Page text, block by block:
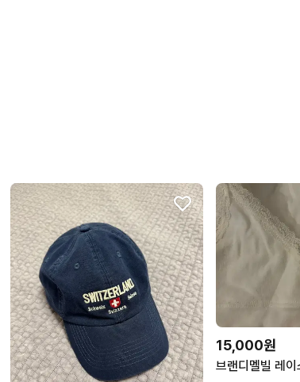
시눈
SINOON
챔피온
CHAMPION
15,000원
브랜디멜빌 레